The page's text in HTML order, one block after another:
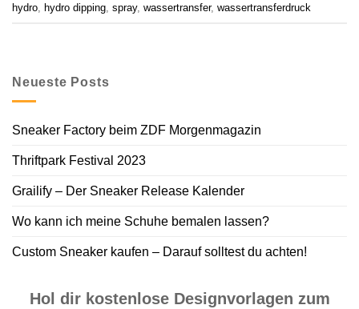
hydro
hydro dipping spray, wassertransfer, wassertransferdruck
Neueste Posts
Sneaker Factory beim ZDF Morgenmagazin
Thriftpark Festival 2023
Grailify – Der Sneaker Release Kalender
Wo kann ich meine Schuhe bemalen lassen?
Custom Sneaker kaufen – Darauf solltest du achten!
Hol dir kostenlose Designvorlagen zum